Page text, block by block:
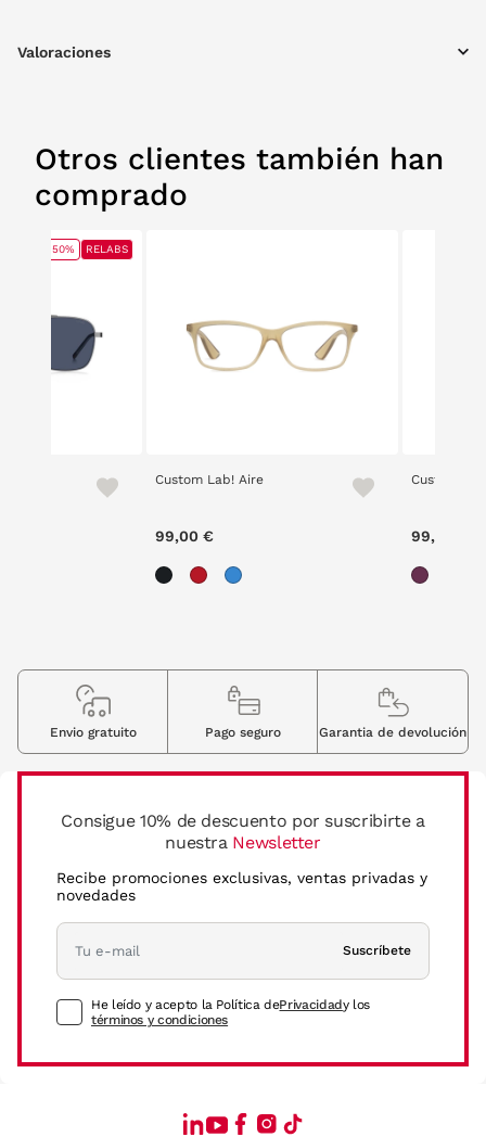
Valoraciones
Otros clientes también han
comprado
50% RELABS
Custom Lab! Aire
99,00 €
Custom
99,00 €
Consigue 10% de descuento por suscribirte a
nuestra Newsletter
Recibe promociones exclusivas, ventas privadas y
novedades
Suscríbete
He leído y acepto la Política dePrivacidady los
términos y condiciones
Envio gratuito Pago seguro Garantia de devolución